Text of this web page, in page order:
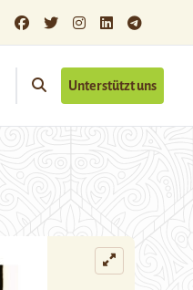
Unterstützt uns